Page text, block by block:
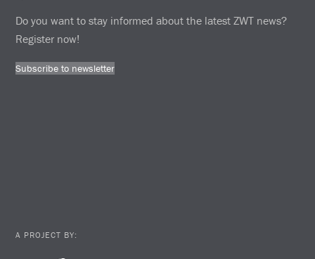
Do you want to stay informed about the latest ZWT news?
Register now!
Subscribe to newsletter
A PROJECT BY: